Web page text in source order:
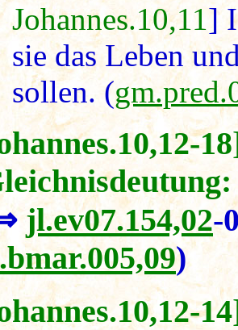
Johannes.10,11 ]
sie das Leben
sollen. (
jl.ev07.154,02-
)